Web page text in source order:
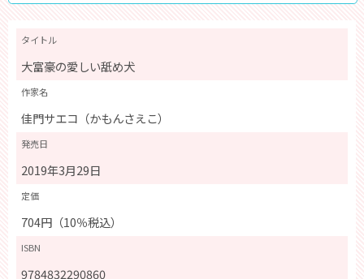
タイトル
大富豪の愛しい舐め犬
作家名
佳門サエコ（かもんさえこ）
発売日
2019年3月29日
定価
704円（10％税込）
ISBN
9784832290860